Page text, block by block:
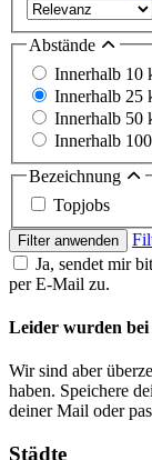
Abstände
Innerhalb 10
Innerhalb 25
Innerhalb 50
Innerhalb
Bezeichnung
Topjobs
Filter anwenden
Ja, sendet mir
per E-Mail zu.
Leider wurden bei
Wir sind aber
haben. Speichere
deiner Mail oder
Städte